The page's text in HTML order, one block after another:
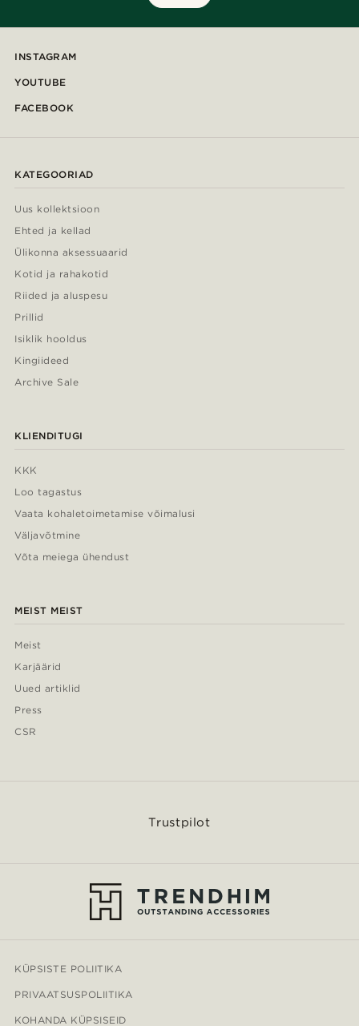
INSTAGRAM
YOUTUBE
FACEBOOK
KATEGOORIAD
Uus kollektsioon
Ehted ja kellad
Ülikonna aksessuaarid
Kotid ja rahakotid
Riided ja aluspesu
Prillid
Isiklik hooldus
Kingiideed
Archive Sale
KLIENDITUGI
KKK
Loo tagastus
Vaata kohaletoimetamise võimalusi
Väljavõtmine
Võta meiega ühendust
MEIST MEIST
Meist
Karjäärid
Uued artiklid
Press
CSR
Trustpilot
KÜPSISTE POLIITIKA
PRIVAATSUSPOLIITIKA
KOHANDA KÜPSISEID